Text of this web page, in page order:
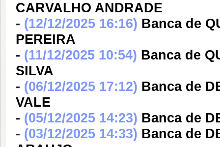
CARVALHO ANDRADE
- (12/12/2025 16:16) Banca de
PEREIRA
- (11/12/2025 10:54) Banca de
SILVA
- (06/12/2025 17:12) Banca de
VALE
- (05/12/2025 14:23) Banca de
- (03/12/2025 14:33) Banca de